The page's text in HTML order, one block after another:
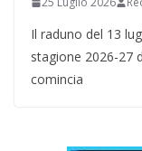
Il raduno del 13
stagione 2026-27
comincia